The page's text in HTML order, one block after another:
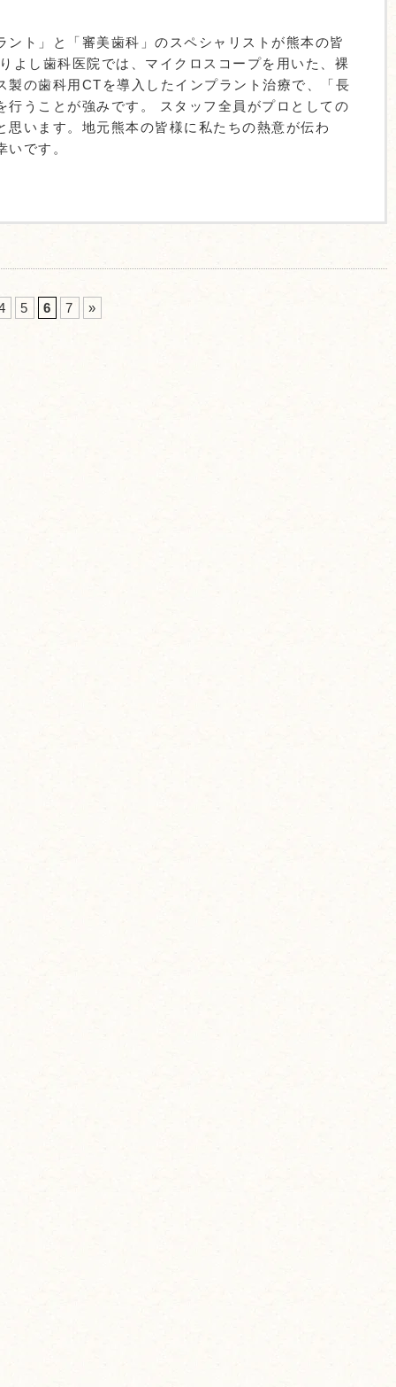
ト」と「審美歯科」のスペシャリストが熊本の皆
よし歯科医院では、マイクロスコープを用いた、裸
の歯科用CTを導入したインプラント治療で、「長
うことが強みです。 スタッフ全員がプロとしての
います。地元熊本の皆様に私たちの熱意が伝わ
です。
5 6 7 »